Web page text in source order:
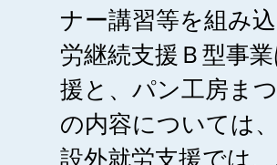
ナー講習等を組み
労継続支援Ｂ型事
援と、パン工房ま
の内容については
設外就労支援では